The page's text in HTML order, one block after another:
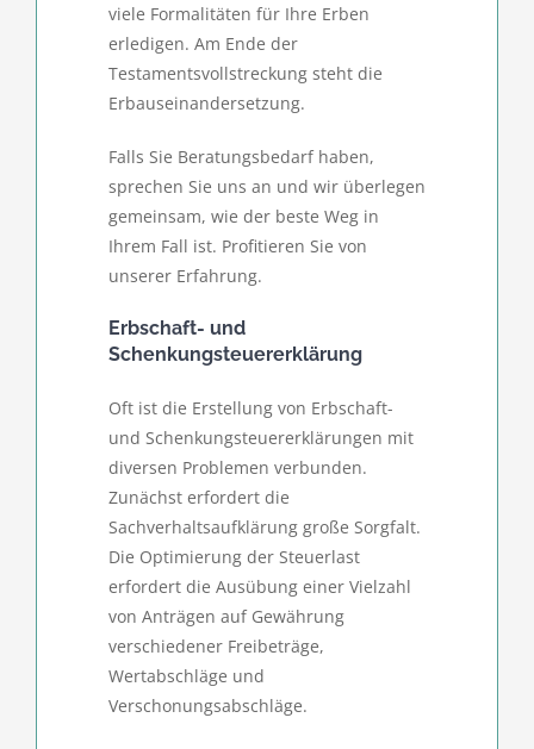
viele Formalitäten für Ihre Erben
erledigen. Am Ende der
Testamentsvollstreckung steht die
Erbauseinandersetzung.
Falls Sie Beratungsbedarf haben,
sprechen Sie uns an und wir überlegen
gemeinsam, wie der beste Weg in
Ihrem Fall ist. Profitieren Sie von
unserer Erfahrung.
Erbschaft- und
Schenkungsteuererklärung
Oft ist die Erstellung von Erbschaft-
und Schenkungsteuererklärungen mit
diversen Problemen verbunden.
Zunächst erfordert die
Sachverhaltsaufklärung große Sorgfalt.
Die Optimierung der Steuerlast
erfordert die Ausübung einer Vielzahl
von Anträgen auf Gewährung
verschiedener Freibeträge,
Wertabschläge und
Verschonungsabschläge.